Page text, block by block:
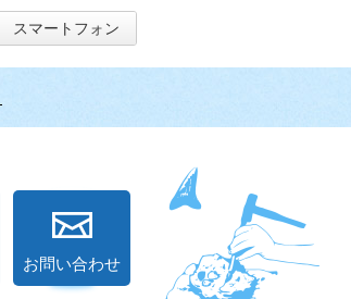
スマートフォン
お問い合わせ